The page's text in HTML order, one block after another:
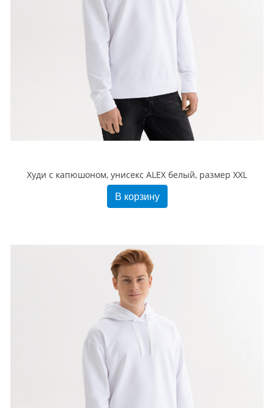
Худи с капюшоном, унисекс ALEX белый, размер XXL
В корзину